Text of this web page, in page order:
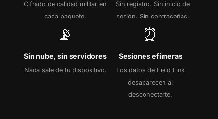
Cifrado de calidad militar en
cada paquete.
Sin registro. Sin inicio de
sesión. Sin contraseñas.
📡
Sin nube, sin servidores
Nada sale de tu dispositivo.
⏰
Sesiones efímeras
Los datos de Field Link
desaparecen al
desconectarte.